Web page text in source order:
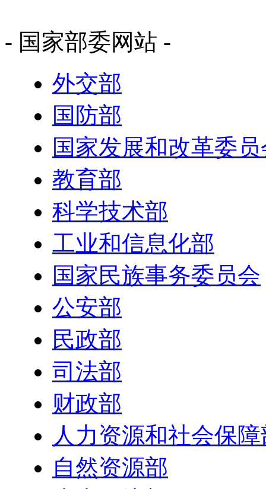
- 国家部委网站 -
外交部
国防部
国家发展和改革委
教育部
科学技术部
工业和信息化部
国家民族事务委员会
公安部
民政部
司法部
财政部
人力资源和社会保
自然资源部